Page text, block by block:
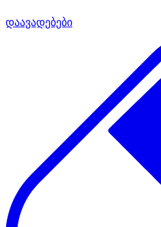
დაავადებები